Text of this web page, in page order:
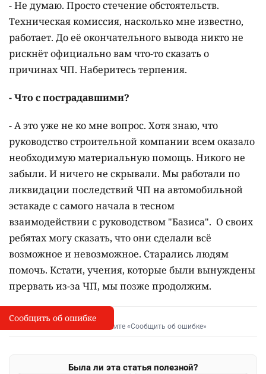
- Не думаю. Просто стечение обстоятельств.
Техническая комиссия, насколько мне известно,
работает. До её окончательного вывода никто не
рискнёт официально вам что-то сказать о
причинах ЧП. Наберитесь терпения.
- Что с пострадавшими?
- А это уже не ко мне вопрос. Хотя знаю, что
руководство строительной компании всем оказало
необходимую материальную помощь. Никого не
забыли. И ничего не скрывали. Мы работали по
ликвидации последствий ЧП на автомобильной
эстакаде с самого начала в тесном
взаимодействии с руководством "Базиса". О своих
ребятах могу сказать, что они сделали всё
возможное и невозможное. Старались людям
помочь. Кстати, учения, которые были вынуждены
прервать из-за ЧП, мы позже продолжим.
I
Сообщить об опечатке
Выделите фрагмент и нажмите «Сообщить об ошибке»
Была ли эта статья полезной?
Сообщить об ошибке